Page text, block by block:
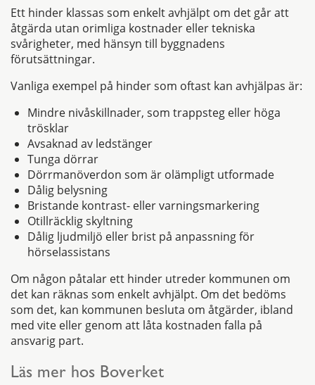
Ett hinder klassas som enkelt avhjälpt om det går att
åtgärda utan orimliga kostnader eller tekniska
svårigheter, med hänsyn till byggnadens
förutsättningar.
Vanliga exempel på hinder som oftast kan avhjälpas är:
Mindre nivåskillnader, som trappsteg eller höga
trösklar
Avsaknad av ledstänger
Tunga dörrar
Dörr­manöverdon som är olämpligt utformade
Dålig belysning
Bristande kontrast- eller varningsmarkering
Otillräcklig skyltning
Dålig ljudmiljö eller brist på anpassning för
hörselassistans
Om någon påtalar ett hinder utreder kommunen om
det kan räknas som enkelt avhjälpt. Om det bedöms
som det, kan kommunen besluta om åtgärder, ibland
med vite eller genom att låta kostnaden falla på
ansvarig part.
Läs mer hos Boverket